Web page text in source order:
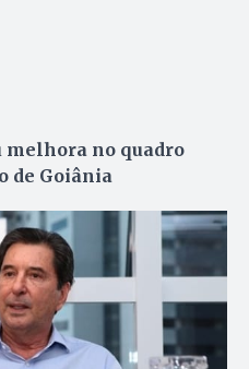
no quadro
de Goiânia